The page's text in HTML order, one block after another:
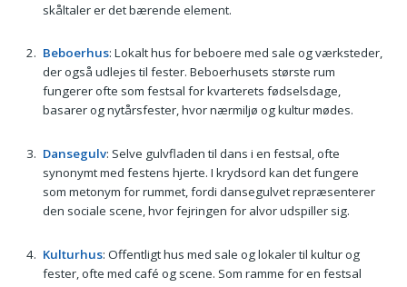
skåltaler er det bærende element.
Beboerhus: Lokalt hus for beboere med sale og værksteder,
der også udlejes til fester. Beboerhusets største rum
fungerer ofte som festsal for kvarterets fødselsdage,
basarer og nytårsfester, hvor nærmiljø og kultur mødes.
Dansegulv: Selve gulvfladen til dans i en festsal, ofte
synonymt med festens hjerte. I krydsord kan det fungere
som metonym for rummet, fordi dansegulvet repræsenterer
den sociale scene, hvor fejringen for alvor udspiller sig.
Kulturhus: Offentligt hus med sale og lokaler til kultur og
fester, ofte med café og scene. Som ramme for en festsal